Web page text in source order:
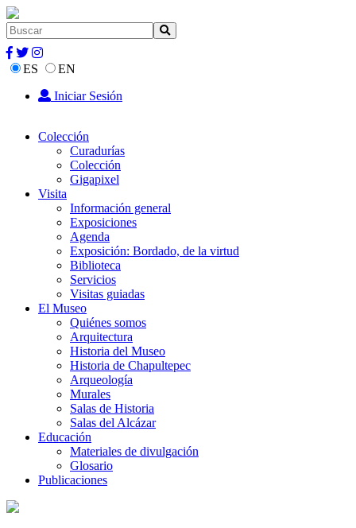
ES
EN
Iniciar Sesión
Colección
Curadurías
Colección
Gigapixel
Visita
Información general
Exposiciones
Agenda
Exposición: Bordado, de la virtud
Biblioteca
Servicios
Visitas guiadas
El Museo
Quiénes somos
Arquitectura
Historia del Museo
Historia de Chapultepec
Arqueología
Murales
Salas de Historia
Salas del Alcázar
Educación
Materiales de divulgación
Glosario
Publicaciones